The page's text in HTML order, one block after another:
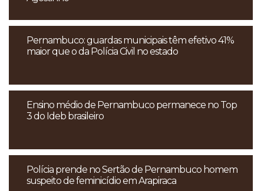
Pernambuco: guardas municipais têm efetivo 41%
maior que o da Polícia Civil no estado
Ensino médio de Pernambuco permanece no Top
3 do Ideb brasileiro
Polícia prende no Sertão de Pernambuco homem
suspeito de feminicídio em Arapiraca